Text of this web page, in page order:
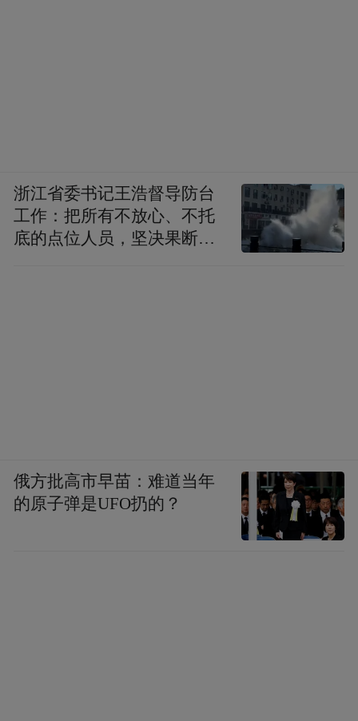
浙江省委书记王浩督导防台
工作：把所有不放心、不托
底的点位人员，坚决果断转
俄方批高市早苗：难道当年
的原子弹是UFO扔的？